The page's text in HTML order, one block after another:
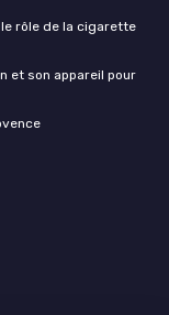
rôle de la cigarette
et son appareil pour